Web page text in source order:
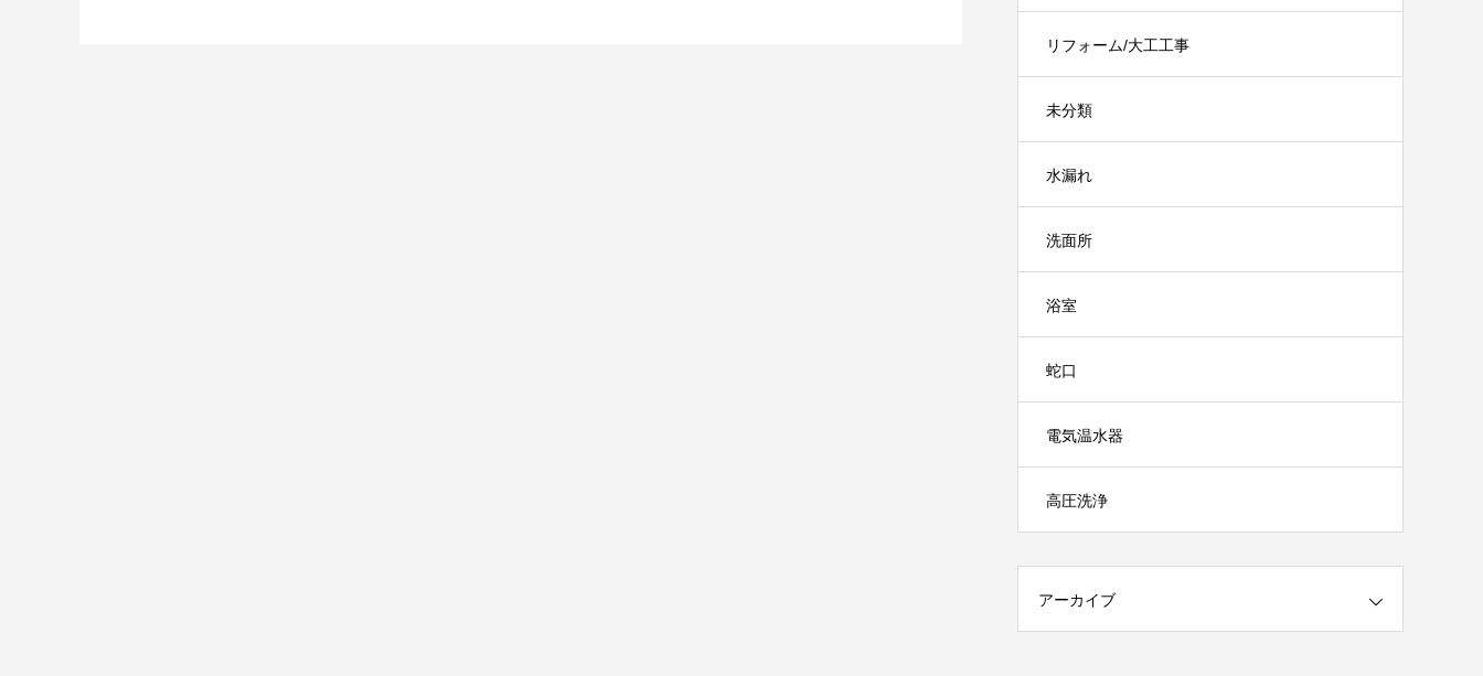
リフォーム/大工工事
未分類
水漏れ
洗面所
浴室
蛇口
電気温水器
高圧洗浄
アーカイブ